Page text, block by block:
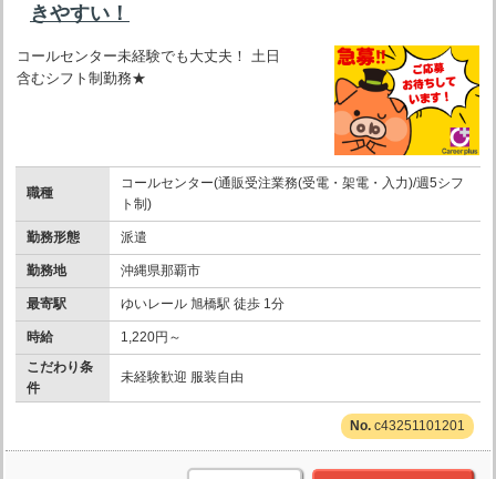
きやすい！
コールセンター未経験でも大丈夫！ 土日
含むシフト制勤務★
職種
コールセンター(通販受注業務(受電・架電・入力)/週5シフ
ト制)
勤務形態 派遣
勤務地 沖縄県那覇市
最寄駅 ゆいレール 旭橋駅 徒歩 1分
時給
1,220円～
こだわり条
件
未経験歓迎 服装自由
c43251101201